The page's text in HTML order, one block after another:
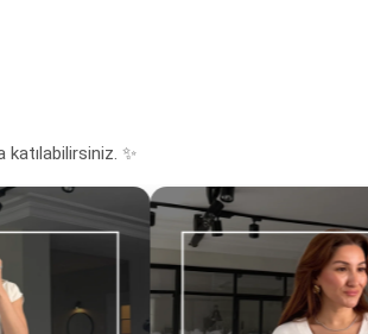
✨